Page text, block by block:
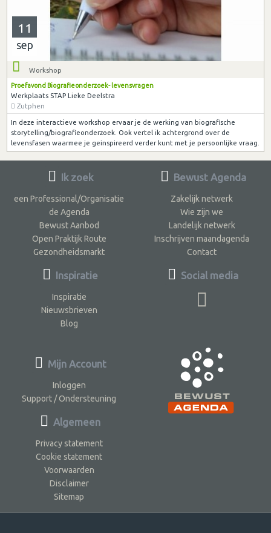
11
sep
Workshop
Proefavond Biografieonderzoek- levensvragen
Werkplaats STAP Lieke Deelstra
Zutphen
In deze interactieve workshop ervaar je de werking van biografische
storytelling/biografieonderzoek. Ook vertel ik achtergrond over de
levensfasen waarmee je geinspireerd verder kunt met je persoonlijke vraag.
Ik zoek
een Professional/Organisatie
de Agenda
Bewust Aanbod
Open Praktijk Route
Gezondheidsmarkt
Inspiratie
Inspiratie
Nieuwsbrieven
Blog
Bewust Agenda
Zakelijk netwerk
Wie zijn we
Landelijk netwerk
Inschrijven maandagenda
Contact
Social media
Mijn Account
Inloggen
Support / Ondersteuning
Algemeen
Privacy statement
Cookie statement
Voorwaarden
Disclaimer
Sitemap